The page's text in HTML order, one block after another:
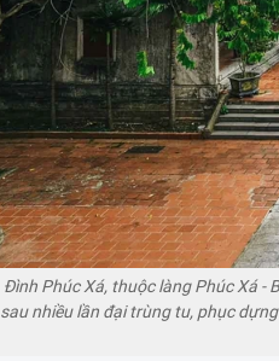
Đình Phúc Xá, thuộc làng Phúc Xá -
sau nhiều lần đại trùng tu, phục